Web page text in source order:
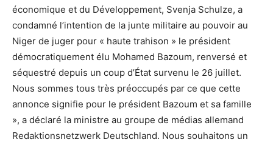
économique et du Développement, Svenja Schulze, a
condamné l’intention de la junte militaire au pouvoir au
Niger de juger pour « haute trahison » le président
démocratiquement élu Mohamed Bazoum, renversé et
séquestré depuis un coup d’État survenu le 26 juillet.
Nous sommes tous très préoccupés par ce que cette
annonce signifie pour le président Bazoum et sa famille
», a déclaré la ministre au groupe de médias allemand
Redaktionsnetzwerk Deutschland. Nous souhaitons un